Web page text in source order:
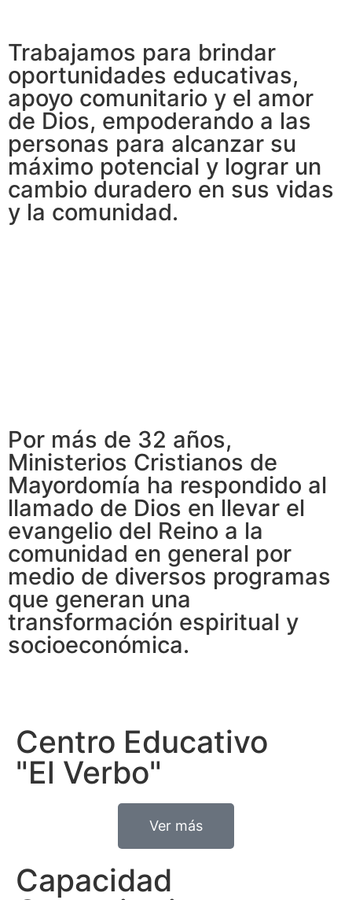
Trabajamos para brindar
oportunidades educativas,
apoyo comunitario y el amor
de Dios, empoderando a las
personas para alcanzar su
máximo potencial y lograr un
cambio duradero en sus vidas
y la comunidad.
Por más de 32 años,
Ministerios Cristianos de
Mayordomía ha respondido al
llamado de Dios en llevar el
evangelio del Reino a la
comunidad en general por
medio de diversos programas
que generan una
transformación espiritual y
socioeconómica.
Centro Educativo
"El Verbo"
Ver más
Capacidad